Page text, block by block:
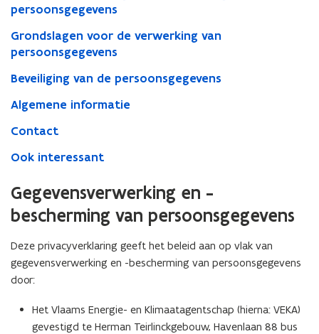
persoonsgegevens
Grondslagen voor de verwerking van
persoonsgegevens
Beveiliging van de persoonsgegevens
Algemene informatie
Contact
Ook interessant
Gegevensverwerking en -
bescherming van persoonsgegevens
Deze privacyverklaring geeft het beleid aan op vlak van
gegevensverwerking en -bescherming van persoonsgegevens
door:
Het Vlaams Energie- en Klimaatagentschap (hierna: VEKA)
gevestigd te Herman Teirlinckgebouw, Havenlaan 88 bus